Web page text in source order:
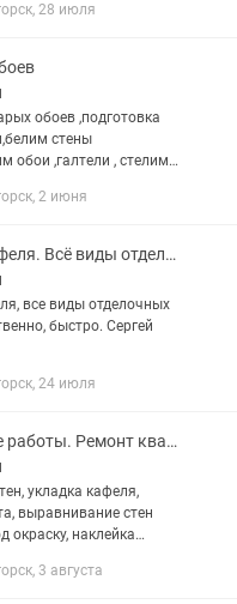
и стенах. Готов
28 июля
обоев ,подготовка
стены
обои ,галтели , стелим
дверей , тв
2 июня
Укладка кафеля. Всё виды отделочных работ. Качественно. Быстро.
все виды отделочных
быстро. Сергей
24 июля
Отделочные работы. Ремонт квартир.
укладка кафеля,
выравнивание стен
окраску, наклейка
работы,
3 августа